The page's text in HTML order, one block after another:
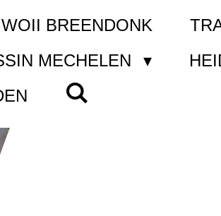
BREENDONK
MECHELEN